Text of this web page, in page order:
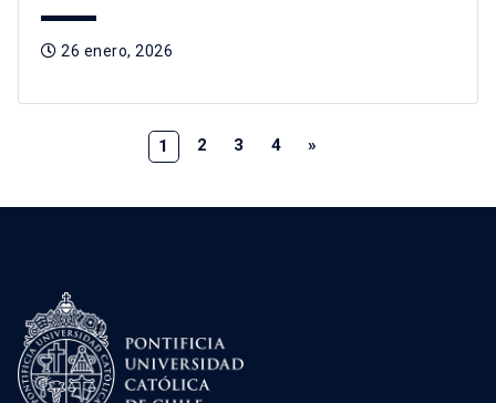
26 enero, 2026
1 2 3 4 »